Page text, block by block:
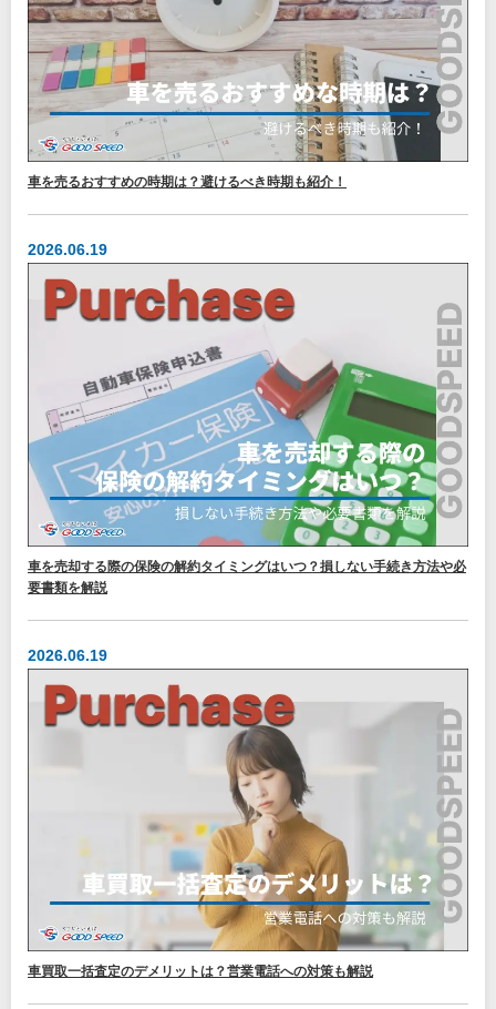
車を売るおすすめの時期は？避けるべき時期も紹介！
2026.06.19
車を売却する際の保険の解約タイミングはいつ？損しない手続き方法や必
要書類を解説
2026.06.19
車買取一括査定のデメリットは？営業電話への対策も解説